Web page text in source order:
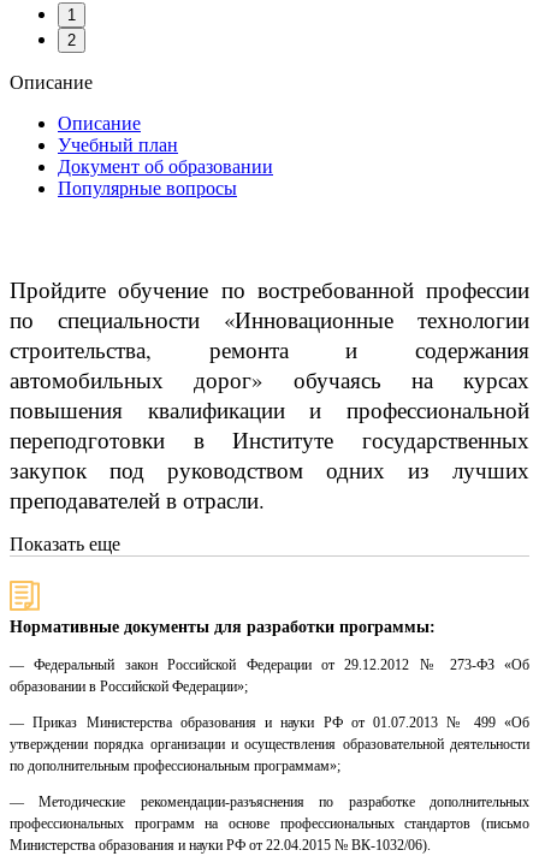
1
2
Описание
Описание
Учебный план
Документ об образовании
Популярные вопросы
Пройдите обучение по востребованной профессии
по специальности «Инновационные технологии
строительства, ремонта и содержания
автомобильных дорог» обучаясь на курсах
повышения квалификации и профессиональной
переподготовки в Институте государственных
закупок под руководством одних из лучших
преподавателей в отрасли.
Показать еще
Нормативные документы для разработки программы:
— Федеральный закон Российской Федерации от 29.12.2012 № 273-ФЗ «Об
образовании в Российской Федерации»;
— Приказ Министерства образования и науки РФ от 01.07.2013 № 499 «Об
утверждении порядка организации и осуществления образовательной деятельности
по дополнительным профессиональным программам»;
— Методические рекомендации-разъяснения по разработке дополнительных
профессиональных программ на основе профессиональных стандартов (письмо
Министерства образования и науки РФ от 22.04.2015 № ВК-1032/06).